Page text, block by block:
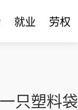
就业 劳权
只塑料